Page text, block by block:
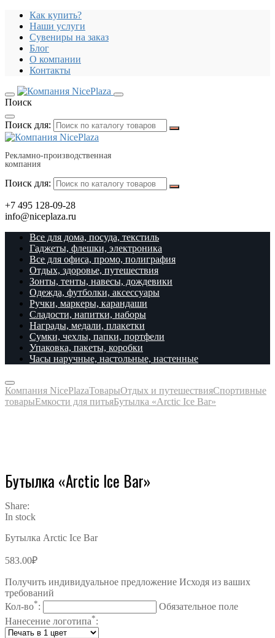
Как купить?
Наши услуги
Сувениры на заказ
Блог
О компании
Контакты
Поиск
Поиск для:
Рекламно-производственная
компания
Поиск для:
+7 495 128-09-28
info@niceplaza.ru
Все для дома, посуда, текстиль
Гаджеты, флешки, электроника
Все для офиса, промо, полиграфия
Отдых, здоровье, путешествия
Зонты, тенты, навесы, дождевики
Одежда, футболки, аксессуары
Ручки, маркеры, карандаши
Сладости, напитки, наборы
Награды, медали, плакетки
Сумки, чехлы, папки, портфели
Упаковка, пакеты, коробки
Часы наручные, настольные, настенные
Компания NicePlazaТоварыОтдых и путешествияСпортивные
товарыЕмкости для питьяБутылка «Arctic Ice Bar»
Бутылка «Arctic Ice Bar»
Share:
In stock
Бутылка Arctic Ice Bar
583.00₽
Получить индивидуальное предложение Исходя из ваших
требований
Кол-во*:
Обязательное поле
Нанесение логотипа*: